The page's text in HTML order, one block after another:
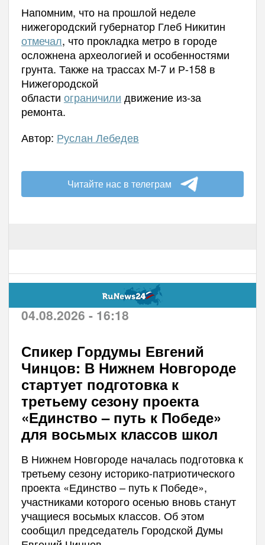
Напомним, что на прошлой неделе
нижегородский губернатор Глеб Никитин
отмечал, что прокладка метро в городе
осложнена археологией и особенностями
грунта. Также на трассах М-7 и Р-158 в
Нижегородской
области ограничили движение из-за
ремонта.
Автор: Руслан Лебедев
Читайте нас в телеграм
04.08.2026 - 16:18
Спикер Гордумы Евгений
Чинцов: В Нижнем Новгороде
стартует подготовка к
третьему сезону проекта
«Единство – путь к Победе»
для восьмых классов школ
В Нижнем Новгороде началась подготовка к
третьему сезону историко-патриотического
проекта «Единство – путь к Победе»,
участниками которого осенью вновь станут
учащиеся восьмых классов. Об этом
сообщил председатель Городской Думы